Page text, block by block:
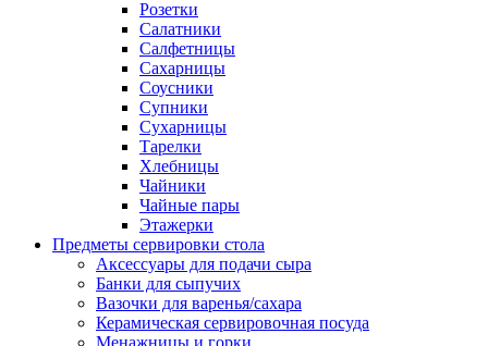
Розетки
Салатники
Салфетницы
Сахарницы
Соусники
Супники
Сухарницы
Тарелки
Хлебницы
Чайники
Чайные пары
Этажерки
Предметы сервировки стола
Аксессуары для подачи сыра
Банки для сыпучих
Вазочки для варенья/сахара
Керамическая сервировочная посуда
Менажницы и горки